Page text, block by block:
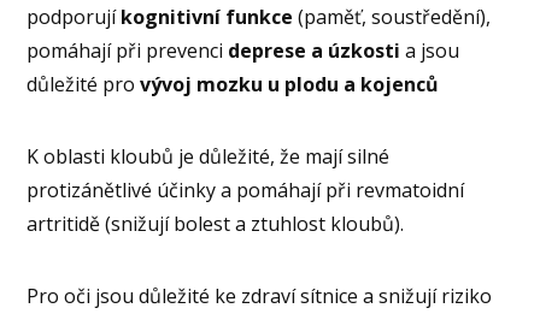
podporujíkognitivní funkce (paměť, soustředění),
pomáhají při prevenci deprese a úzkostia jsou
důležité provývoj mozku u plodu a kojenců
K oblasti kloubů je důležité, že mají silné
protizánětlivé účinky a pomáhají při revmatoidní
artritidě (snižují bolest a ztuhlost kloubů).
Pro oči jsou důležité ke zdraví sítnice a snižují riziko